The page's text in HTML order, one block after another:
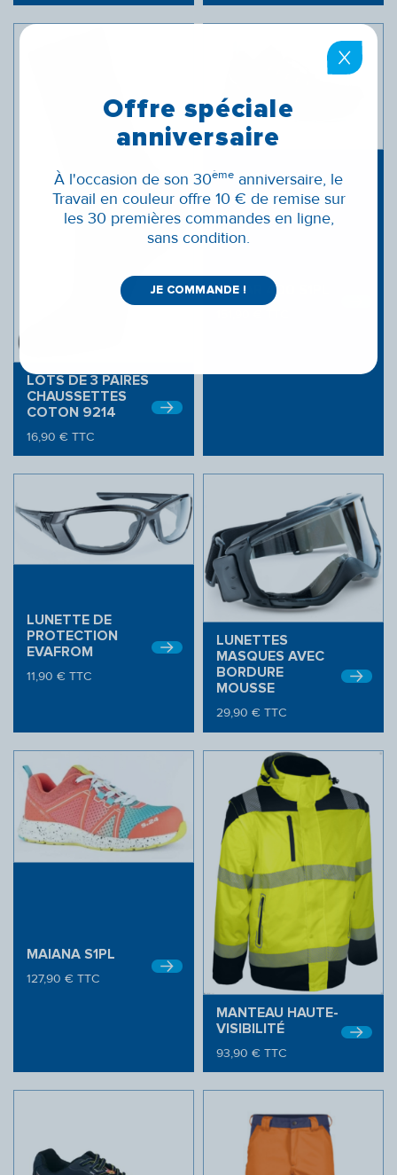
LOTS DE 3 PAIRES
CHAUSSETTES
COTON 9214
16,90€ TTC
LUNAR 400 S1PL
LUNETTE DE
PROTECTION
EVAFROM
11,90€ TTC
LUNETTES
MASQUES AVEC
BORDURE
MOUSSE
29,90€ TTC
MAIANA S1PL
127,90€ TTC
MANTEAU HAUTE-
VISIBILITÉ
93,90€ TTC
Offre spéciale
anniversaire
À l'occasion de son 30ème anniversaire, le
Travail en couleur offre 10 € de remise sur
les 30 premières commandes en ligne,
sans condition.
JE COMMANDE !